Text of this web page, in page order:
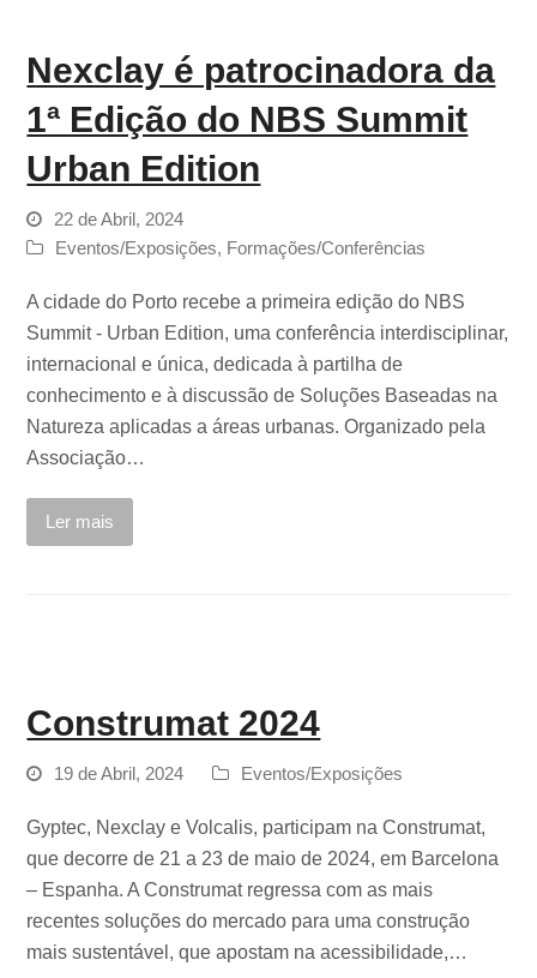
Nexclay é patrocinadora da
1ª Edição do NBS Summit
Urban Edition
22 de Abril, 2024
Eventos/Exposições, Formações/Conferências
A cidade do Porto recebe a primeira edição do NBS
Summit - Urban Edition, uma conferência interdisciplinar,
internacional e única, dedicada à partilha de
conhecimento e à discussão de Soluções Baseadas na
Natureza aplicadas a áreas urbanas. Organizado pela
Associação…
Ler mais
Construmat 2024
19 de Abril, 2024 Eventos/Exposições
Gyptec, Nexclay e Volcalis, participam na Construmat,
que decorre de 21 a 23 de maio de 2024, em Barcelona
– Espanha. A Construmat regressa com as mais
recentes soluções do mercado para uma construção
mais sustentável, que apostam na acessibilidade,…